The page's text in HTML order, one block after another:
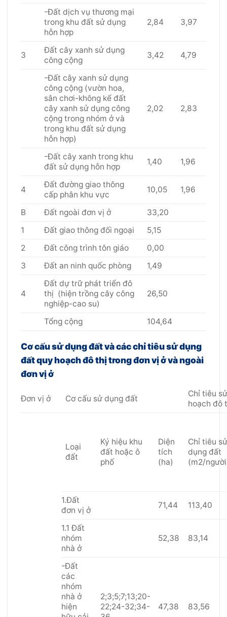
-Đất dịch vụ thương mại
trong khu đất sử dụng
hỗn hợp
2,84 3,97
3
Đất cây xanh sử dụng
công cộng
3,42 4,79
-Đất cây xanh sử dụng
công cộng (vườn hoa,
sân chơi-không kể đất
cây xanh sử dụng công
cộng trong nhóm ở và
trong khu đất sử dụng
hỗn hợp)
2,02 2,83
-Đất cây xanh trong khu
đất sử dụng hỗn hợp
1,40 1,96
4
Đất đường giao thông
cấp phân khu vực
10,05 1,96
B Đất ngoài đơn vị ở
33,20
1
Đất giao thông đối ngoại
5,15
2
Đất công trình tôn giáo
0,00
3
Đất an ninh quốc phòng 1,49
4
Đất dự trữ phát triển đô
thị (hiện trồng cây công
nghiệp-cao su)
26,50
Tổng cộng 104,64
Cơ cấu sử dụng đất và các chỉ tiêu sử dụng
đất quy hoạch đô thị trong đơn vị ở và ngoài
đơn vị ở
Đơn vị ở Cơ cấu sử dụng đất
Chỉ tiêu
hoạch đô
Loại
đất
Ký hiệu khu
đất hoặc ô
phố
Diện
tích
(ha)
Chỉ tiêu sử
dụng đất
(m2/
1.Đất
đơn vị ở
71,44 113,40
1.1 Đất
nhóm
nhà ở
52,38 83,14
-Đất
các
nhóm
nhà ở
hiện
2;3;5;7;13;20-
22;24-32;34-
47,38 83,56